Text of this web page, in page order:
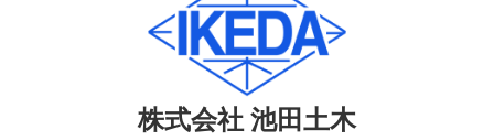
株式会社 池田土木